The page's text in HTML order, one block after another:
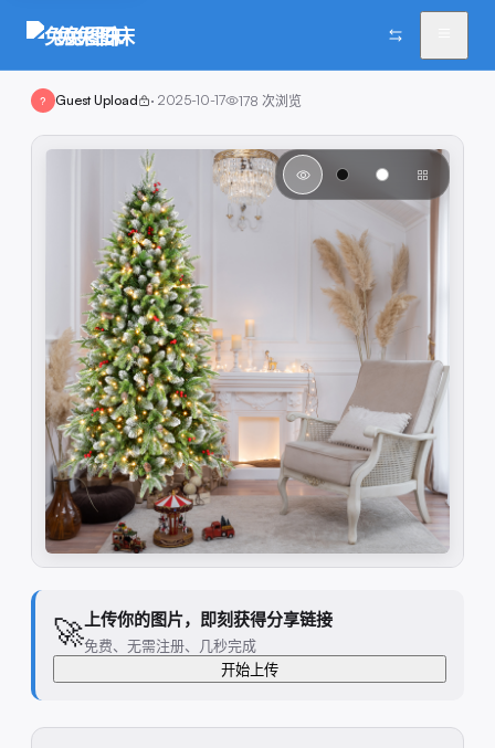
兔兔图床
? Guest Upload · 2025-10-17 178 次浏览
🚀上传你的图片，即刻获得分享链接
免费、无需注册、几秒完成
开始上传